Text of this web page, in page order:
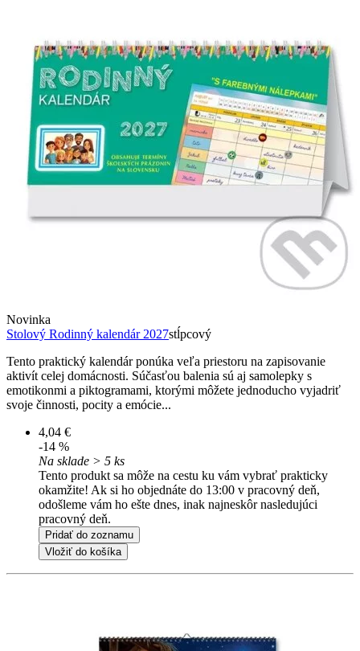
Novinka
Stolový Rodinný kalendár 2027stĺpcový
Tento praktický kalendár ponúka veľa priestoru na zapisovanie
aktivít celej domácnosti. Súčasťou balenia sú aj samolepky s
emotikonmi a piktogramami, ktorými môžete jednoducho vyjadriť
svoje činnosti, pocity a emócie...
4,04 €
-14 %
Na sklade > 5 ks
Tento produkt sa môže na cestu ku vám vybrať prakticky
okamžite! Ak si ho objednáte do 13:00 v pracovný deň,
odošleme vám ho ešte dnes, inak najneskôr nasledujúci
pracovný deň.
Pridať do zoznamu
Vložiť do košíka